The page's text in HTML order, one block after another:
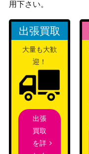
用下さい。
出張買取
大量も大歓
迎！
出張
買取
を詳